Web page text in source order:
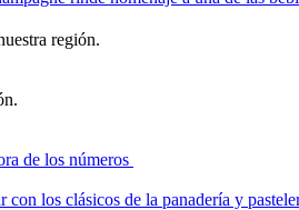
región.
de los números
los clásicos de la panadería y